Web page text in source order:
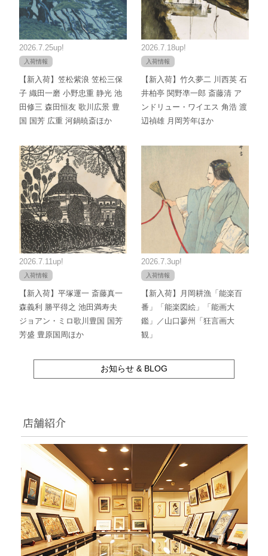
2026.7.25up!
入荷情報
【新入荷】笠松紫浪 笠松三保
子 織田一磨 小野忠重 静光 池
田修三 森田恒友 歌川広景 豊
国 国芳 広重 河鍋暁斎ほか
2026.7.18up!
入荷情報
【新入荷】竹久夢二 川西英 石
井柏亭 関野凖一郎 斎藤清 ア
ンドリュー・ワイエス 角浩 渡
辺禎雄 月岡芳年ほか
2026.7.11up!
入荷情報
【新入荷】平塚運一 斎藤真一
森義利 勝平得之 池田満寿夫
ジョアン・ミロ歌川豊国 国芳
芳盛 豊原国周ほか
2026.7.3up!
入荷情報
【新入荷】月岡耕漁「能楽百
番」「能楽図絵」「能画大
鑑」／山口蓼州「狂言画大
観」
お知らせ & BLOG
店舗紹介